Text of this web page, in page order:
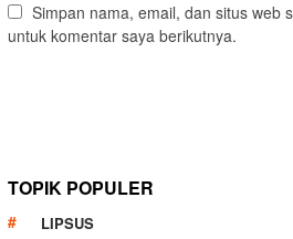
Simpan nama, email, dan situs web
untuk komentar saya berikutnya.
TOPIK POPULER
LIPSUS